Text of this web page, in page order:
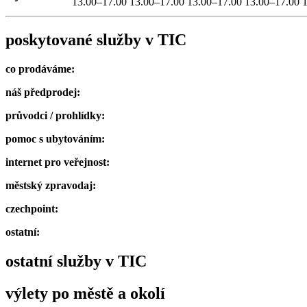
poskytované služby v TIC
co prodáváme:
náš předprodej:
průvodci / prohlídky:
pomoc s ubytováním:
internet pro veřejnost:
městský zpravodaj:
czechpoint:
ostatní:
ostatní služby v TIC
výlety po městě a okolí